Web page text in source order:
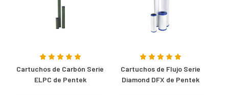
Cartuchos de Carbón Serie
ELPC de Pentek
Cartuchos de Flujo Serie
Diamond DFX de Pentek